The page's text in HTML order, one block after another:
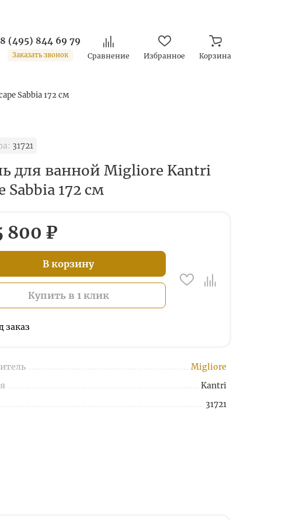
8 (495) 844 69 79
Заказать звонок Сравнение Избранное Корзина
Sabbia 172 см
31721
для ванной Migliore Kantri
Sabbia 172 см
800 ₽
В корзину
Купить в 1 клик
заказ
Migliore
Kantri
31721